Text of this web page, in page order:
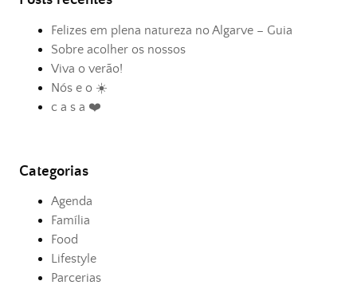
Felizes em plena natureza no Algarve – Guia
Sobre acolher os nossos
Viva o verão!
Nós e o ☀️
c a s a ❤️
Categorias
Agenda
Família
Food
Lifestyle
Parcerias